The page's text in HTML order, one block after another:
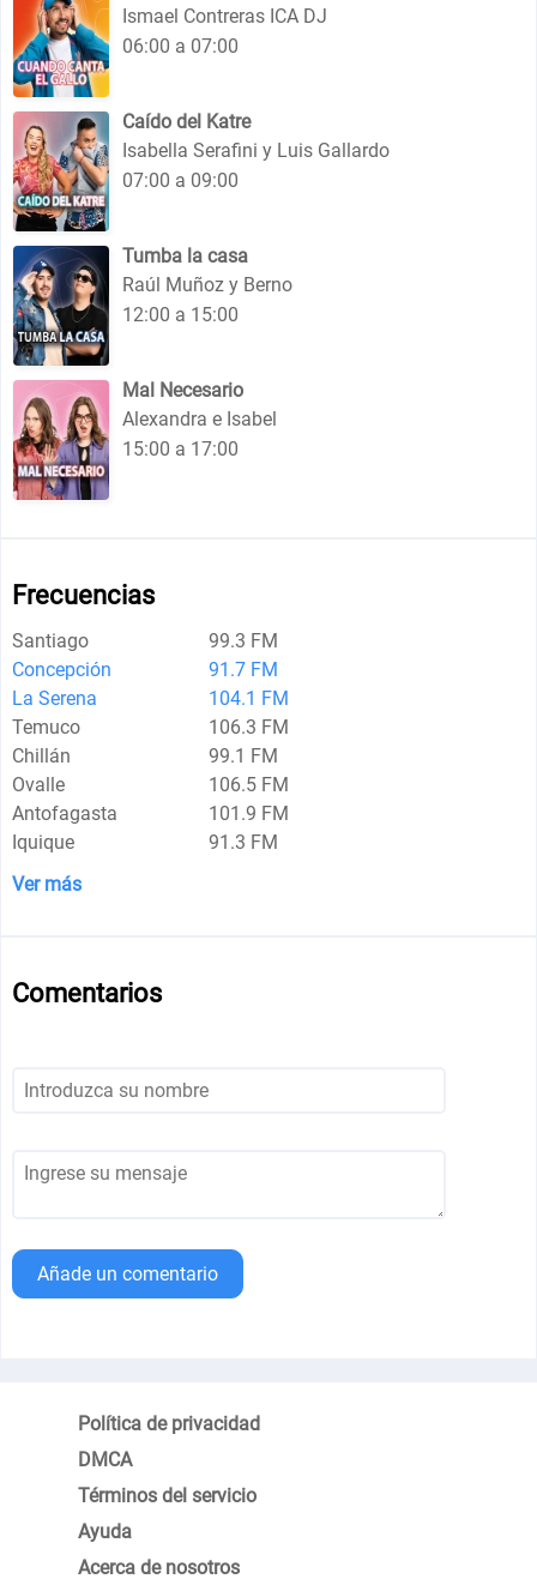
Ismael Contreras ICA DJ
06:00 a 07:00
Caído del Katre
Isabella Serafini y Luis Gallardo
07:00 a 09:00
Tumba la casa
Raúl Muñoz y Berno
12:00 a 15:00
Mal Necesario
Alexandra e Isabel
15:00 a 17:00
Frecuencias
Santiago
99.3 FM
Concepción
91.7 FM
La Serena
104.1 FM
Temuco
106.3 FM
Chillán
99.1 FM
Ovalle
106.5 FM
Antofagasta
101.9 FM
Iquique
91.3 FM
Ver más
Comentarios
Añade un comentario
Política de privacidad
DMCA
Términos del servicio
Ayuda
Acerca de nosotros